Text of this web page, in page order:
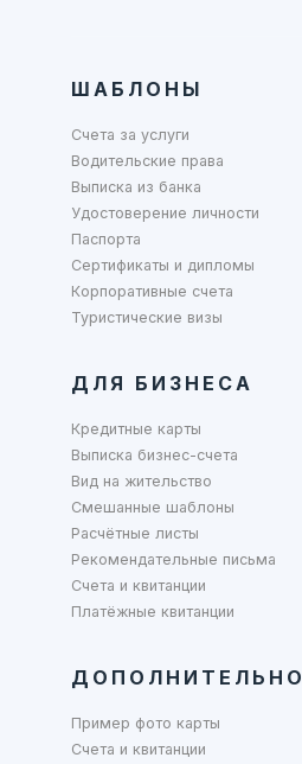
ШАБЛОНЫ
Счета за услуги
Водительские права
Выписка из банка
Удостоверение личности
Паспорта
Сертификаты и дипломы
Корпоративные счета
Туристические визы
ДЛЯ БИЗНЕСА
Кредитные карты
Выписка бизнес-счета
Вид на жительство
Смешанные шаблоны
Расчётные листы
Рекомендательные письма
Счета и квитанции
Платёжные квитанции
ДОПОЛНИТЕЛЬНО
Пример фото карты
Счета и квитанции